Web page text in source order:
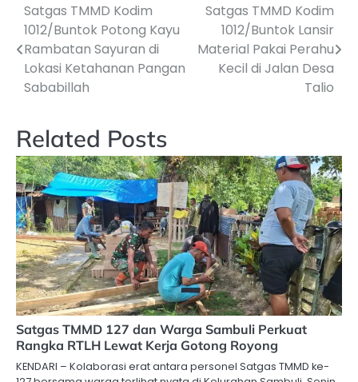
Navigasi
pos
Satgas TMMD Kodim
1012/Buntok Potong Kayu
Rambatan Sayuran di
Lokasi Ketahanan Pangan
Sababillah
Satgas TMMD Kodim
1012/Buntok Lansir
Material Pakai Perahu
Kecil di Jalan Desa
Talio
Related Posts
Satgas TMMD 127 dan Warga Sambuli Perkuat
Rangka RTLH Lewat Kerja Gotong Royong
KENDARI – Kolaborasi erat antara personel Satgas TMMD ke-